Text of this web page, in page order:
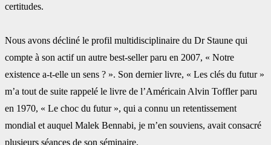
certitudes.
Nous avons décliné le profil multidisciplinaire du Dr Staune qui
compte à son actif un autre ‎best-seller paru en 2007, « Notre
existence a-t-elle un sens ? ». Son dernier livre, « Les clés ‎du futur »
m’a tout de suite rappelé le livre de l’Américain Alvin Toffler paru
en 1970, « Le ‎choc du futur », qui a connu un retentissement
mondial et auquel Malek Bennabi, je m’en ‎souviens, avait consacré
plusieurs séances de son séminaire.